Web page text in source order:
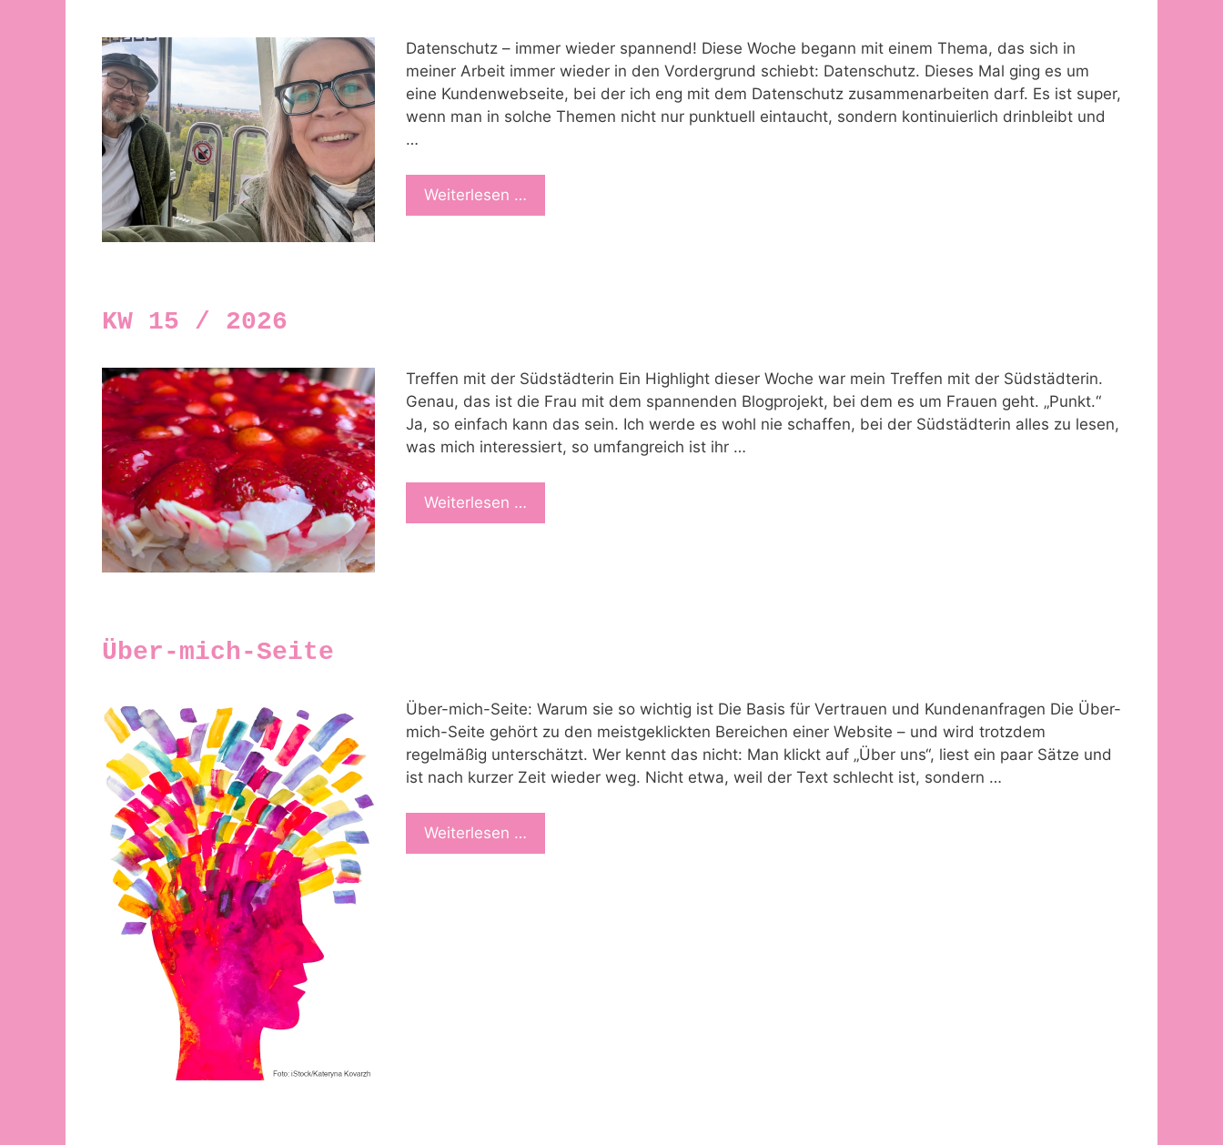
Datenschutz – immer wieder spannend! Diese Woche begann mit einem Thema, das sich in
meiner Arbeit immer wieder in den Vordergrund schiebt: Datenschutz. Dieses Mal ging es um
eine Kundenwebseite, bei der ich eng mit dem Datenschutz zusammenarbeiten darf. Es ist super,
wenn man in solche Themen nicht nur punktuell eintaucht, sondern kontinuierlich drinbleibt und
…
Weiterlesen …
KW 15 / 2026
Treffen mit der Südstädterin Ein Highlight dieser Woche war mein Treffen mit der Südstädterin.
Genau, das ist die Frau mit dem spannenden Blogprojekt, bei dem es um Frauen geht. „Punkt.“
Ja, so einfach kann das sein. Ich werde es wohl nie schaffen, bei der Südstädterin alles zu lesen,
was mich interessiert, so umfangreich ist ihr …
Weiterlesen …
Über-mich-Seite
Über-mich-Seite: Warum sie so wichtig ist Die Basis für Vertrauen und Kundenanfragen Die Über-
mich-Seite gehört zu den meistgeklickten Bereichen einer Website – und wird trotzdem
regelmäßig unterschätzt. Wer kennt das nicht: Man klickt auf „Über uns“, liest ein paar Sätze und
ist nach kurzer Zeit wieder weg. Nicht etwa, weil der Text schlecht ist, sondern …
Weiterlesen …